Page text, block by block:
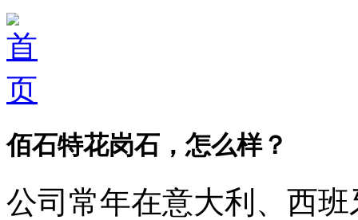
佰石特花岗石，怎么样？
公司常年在意大利、西